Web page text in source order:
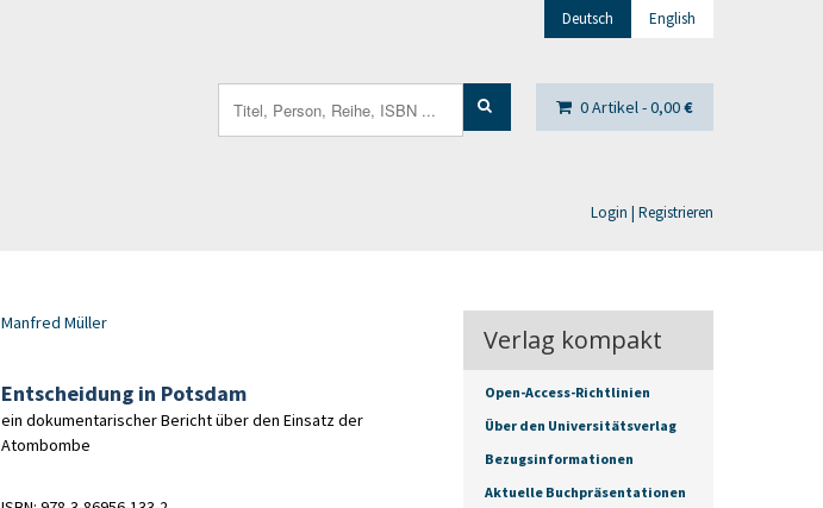
Deutsch English
0 Artikel -0,00€
Login | Registrieren
for:
Manfred Müller
Entscheidung in Potsdam
ein dokumentarischer Bericht über den Einsatz der
Atombombe
Verlag kompakt
Open-Access-Richtlinien
Über den Universitätsverlag
Bezugsinformationen
Aktuelle Buchpräsentationen